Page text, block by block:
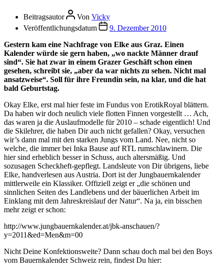
Beitragsautor Von Vicky
Veröffentlichungsdatum
9. Dezember 2010
Gestern kam eine Nachfrage von Elke aus Graz. Einen
Kalender würde sie gern haben, „wo nackte Männer drauf
sind“. Sie hat zwar in einem Grazer Geschäft schon einen
gesehen, schreibt sie, „aber da war nichts zu sehen. Nicht mal
ansatzweise“. Soll für ihre Freundin sein, na klar, und die hat
bald Geburtstag.
Okay Elke, erst mal hier feste im Fundus von ErotikRoyal blättern.
Da haben wir doch neulich viele flotten Finnen vorgestellt … Ach,
das waren ja die Auslaufmodelle für 2010 – schade eigentlich! Und
die Skilehrer, die haben Dir auch nicht gefallen? Okay, versuchen
wir’s dann mal mit den starken Jungs vom Land. Nee, nicht so
welche, die immer bei Inka Bause auf RTL rumschlawinern. Die
hier sind erheblich besser in Schuss, auch altersmäßig. Und
sozusagen Scheckheft-gepflegt. Landsleute von Dir übrigens, liebe
Elke, handverlesen aus Austria. Dort ist der Jungbauernkalender
mittlerweile ein Klassiker. Offiziell zeigt er „die schönen und
sinnlichen Seiten des Landlebens und der bäuerlichen Arbeit im
Einklang mit dem Jahreskreislauf der Natur“. Na ja, ein bisschen
mehr zeigt er schon:
http://www.jungbauernkalender.at/jbk-anschauen/?
y=2011&ed=Men&m=00
Nicht Deine Konfektionsweite? Dann schau doch mal bei den Boys
vom Bauernkalender Schweiz rein, findest Du hier: